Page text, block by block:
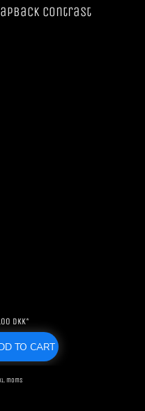
Contrast
DKK*
TO CART
moms